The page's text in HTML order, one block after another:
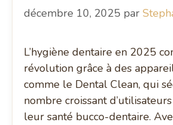
décembre 10, 2025 par
L’hygiène dentaire en 2025
révolution grâce à des
comme le Dental Clean, qui
nombre croissant
leur santé bucco-dentaire.